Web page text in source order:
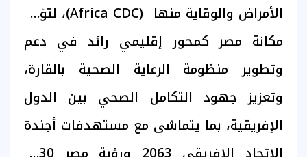
الأمراض والوقاية منها (Africa CDC)، لتؤكد
مكانة مصر كمحور إقليمي رائد في دعم
وتطوير منظومة الرعاية الصحية بالقارة،
وتعزيز جهود التكامل الصحي بين الدول
الإفريقية، بما يتماشى مع مستهدفات أجندة